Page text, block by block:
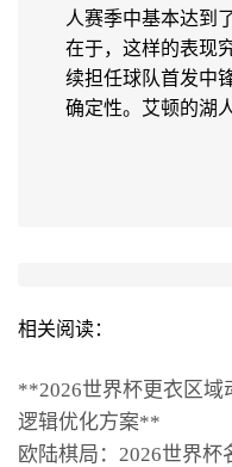
人赛季中基本达到
在于，这样的表现
续担任球队首发中
确定性。艾顿的湖
相关阅读：
**2026世界杯更衣区域
逻辑优化方案**
欧陆棋局：2026世界